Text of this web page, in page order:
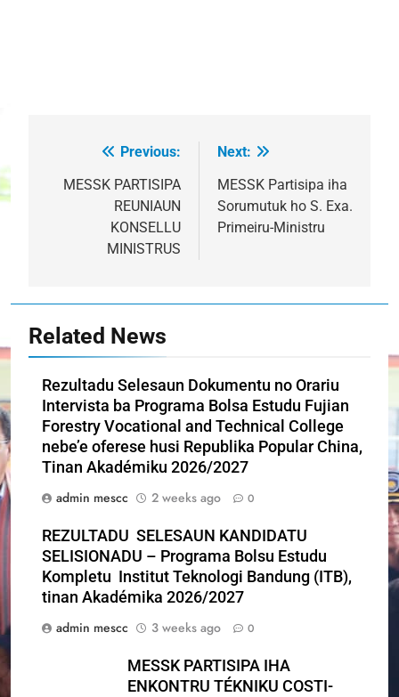
navigation
Previous:
MESSK PARTISIPA
REUNIAUN
KONSELLU
MINISTRUS
Next:
MESSK Partisipa iha
Sorumutuk ho S. Exa.
Primeiru-Ministru
Related News
Rezultadu Selesaun Dokumentu no Orariu
Intervista ba Programa Bolsa Estudu Fujian
Forestry Vocational and Technical College
nebe’e oferese husi Republika Popular China,
Tinan Akadémiku 2026/2027
admin mescc
2 weeks ago 0
REZULTADU SELESAUN KANDIDATU
SELISIONADU – Programa Bolsu Estudu
Kompletu Institut Teknologi Bandung (ITB),
tinan Akadémika 2026/2027
admin mescc
3 weeks ago 0
MESSK PARTISIPA IHA
ENKONTRU TÉKNIKU COSTI-